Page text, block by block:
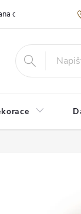
osobních údajů